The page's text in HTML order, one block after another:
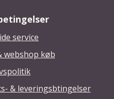
service
webshop køb
& leveringsbtingelser